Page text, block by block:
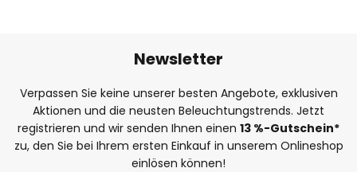
Newsletter
Verpassen Sie keine unserer besten Angebote, exklusiven
Aktionen und die neusten Beleuchtungstrends. Jetzt
registrieren und wir senden Ihnen einen 13 %-Gutschein*
zu, den Sie bei Ihrem ersten Einkauf in unserem Onlineshop
einlösen können!